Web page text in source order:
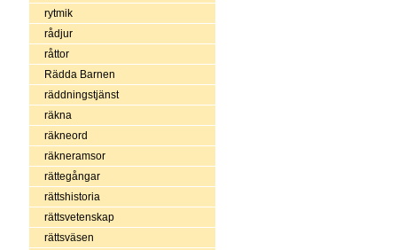
rytmik
rådjur
råttor
Rädda Barnen
räddningstjänst
räkna
räkneord
räkneramsor
rättegångar
rättshistoria
rättsvetenskap
rättsväsen